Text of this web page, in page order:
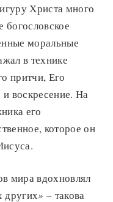
Христа много
богословское
моральные
в технике
притчи, Его
и воскресение. На
его
которое он
мира вдохновлял
других» – такова